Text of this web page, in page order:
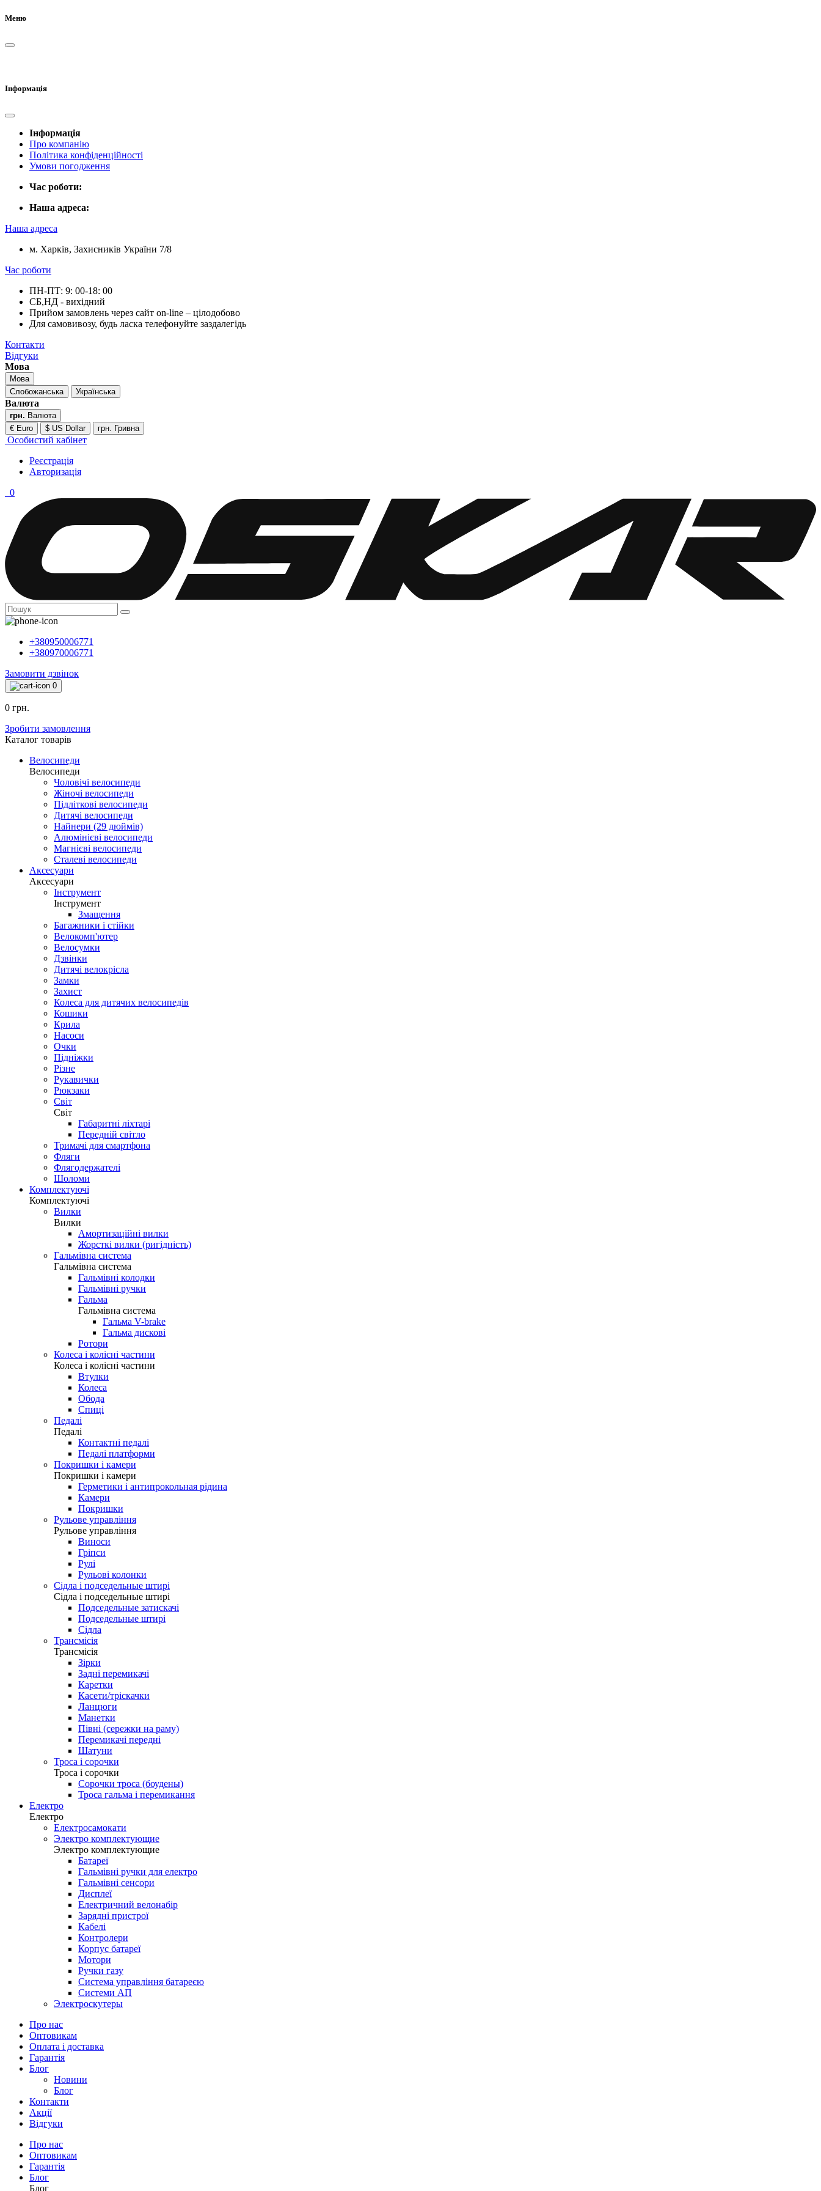
Меню
Інформація
Інформація
Про компанію
Політика конфіденційності
Умови погодження
Час роботи:
Наша адреса:
Наша адреса
м. Харків, Захисників України 7/8
Час роботи
ПН-ПТ: 9: 00-18: 00
СБ,НД - вихідний
Прийом замовлень через сайт on-line – цілодобово
Для самовивозу, будь ласка телефонуйте заздалегідь
Контакти
Відгуки
Мова
Мова
Слобожанська
Українська
Валюта
грн. Валюта
€ Euro
$ US Dollar грн. Гривна
Особистий кабінет
Реєстрація
Авторизація
0
+380950006771
+380970006771
Замовити дзвінок
0
0 грн.
Зробити замовлення
Каталог товарiв
Велосипеди
Велосипеди
Чоловічі велосипеди
Жіночі велосипеди
Підліткові велосипеди
Дитячі велосипеди
Найнери (29 дюймів)
Алюмінієві велосипеди
Магнієві велосипеди
Сталеві велосипеди
Аксесуари
Аксесуари
Інструмент
Інструмент
Змащення
Багажники і стійки
Велокомп'ютер
Велосумки
Дзвінки
Дитячі велокрісла
Замки
Захист
Колеса для дитячих велосипедів
Кошики
Крила
Насоси
Очки
Підніжки
Різне
Рукавички
Рюкзаки
Світ
Світ
Габаритні ліхтарі
Передній світло
Тримачі для смартфона
Фляги
Флягодержателі
Шоломи
Комплектуючі
Комплектуючі
Вилки
Вилки
Амортизаційні вилки
Жорсткі вилки (ригідність)
Гальмівна система
Гальмівна система
Гальмівні колодки
Гальмівні ручки
Гальма
Гальмівна система
Гальма V-brake
Гальма дискові
Ротори
Колеса і колісні частини
Колеса і колісні частини
Втулки
Колеса
Обода
Спиці
Педалі
Педалі
Контактні педалі
Педалі платформи
Покришки і камери
Покришки і камери
Герметики і антипрокольная рідина
Камери
Покришки
Рульове управління
Рульове управління
Виноси
Гріпси
Рулі
Рульові колонки
Сідла і подседельные штирі
Сідла і подседельные штирі
Подседельные затискачі
Подседельные штирі
Сідла
Трансмісія
Трансмісія
Зірки
Задні перемикачі
Каретки
Касети/тріскачки
Ланцюги
Манетки
Півні (сережки на раму)
Перемикачі передні
Шатуни
Троса і сорочки
Троса і сорочки
Сорочки троса (боудены)
Троса гальма і перемикання
Електро
Електро
Електросамокати
Электро комплектующие
Электро комплектующие
Батареї
Гальмівні ручки для електро
Гальмівні сенсори
Дисплеї
Електричний велонабір
Зарядні пристрої
Кабелі
Контролери
Корпус батареї
Мотори
Ручки газу
Система управління батареєю
Системи АП
Электроскутеры
Про нас
Оптовикам
Оплата і доставка
Гарантія
Блог
Новини
Блог
Контакти
Акції
Відгуки
Про нас
Оптовикам
Гарантія
Блог
Блог